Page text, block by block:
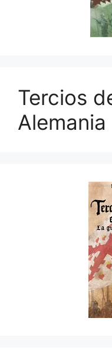
Tercios
Alemania